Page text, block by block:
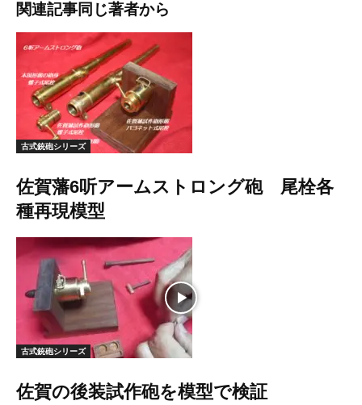
関連記事同じ著者から
古式銃砲シリーズ
佐賀藩6听アームストロング砲 尾栓各
種再現模型
古式銃砲シリーズ
佐賀の後装試作砲を模型で検証